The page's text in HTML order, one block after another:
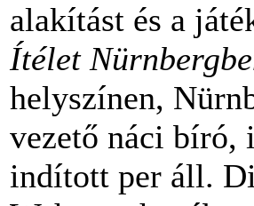
alakítást és a
Ítélet
helyszínen,
vezető náci bíró,
indított per áll.